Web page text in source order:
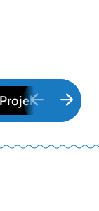
Projekte